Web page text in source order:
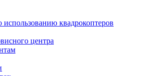
квадрокоптеров
центра